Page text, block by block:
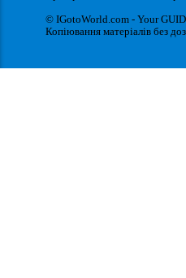
© IGotoWorld.com - Your
Копіювання матеріалів без